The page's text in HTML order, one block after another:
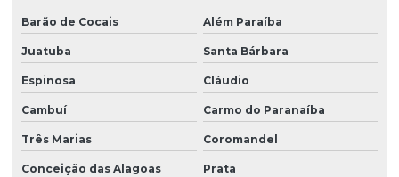
Barão de Cocais Além Paraíba
Juatuba Santa Bárbara
Espinosa Cláudio
Cambuí Carmo do Paranaíba
Três Marias Coromandel
Conceição das Alagoas Prata